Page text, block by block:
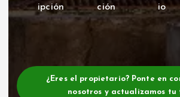
ipción
ción
io
¿Eres el propietario? Ponte en
nosotros y actualizamos tu